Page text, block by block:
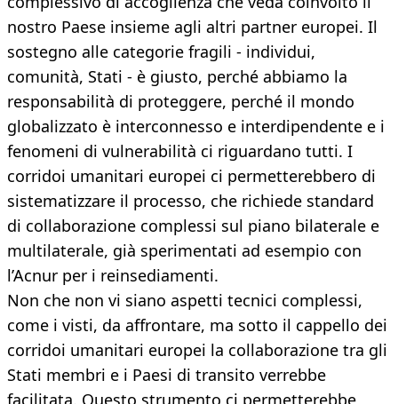
nostro Paese insieme agli altri partner europei. Il
sostegno alle categorie fragili - individui,
comunità, Stati - è giusto, perché abbiamo la
responsabilità di proteggere, perché il mondo
globalizzato è interconnesso e interdipendente e i
fenomeni di vulnerabilità ci riguardano tutti. I
corridoi umanitari europei ci permetterebbero di
sistematizzare il processo, che richiede standard
di collaborazione complessi sul piano bilaterale e
multilaterale, già sperimentati ad esempio con
l’Acnur per i reinsediamenti.
Non che non vi siano aspetti tecnici complessi,
come i visti, da affrontare, ma sotto il cappello dei
corridoi umanitari europei la collaborazione tra gli
Stati membri e i Paesi di transito verrebbe
facilitata. Questo strumento ci permetterebbe